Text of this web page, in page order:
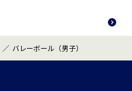
バレーボール（男子）